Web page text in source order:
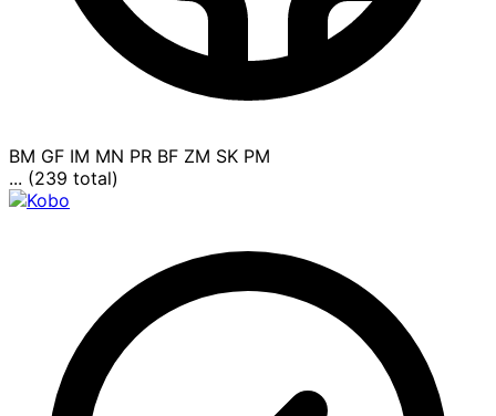
BM GF IM MN PR BF ZM SK PM
... (239 total)